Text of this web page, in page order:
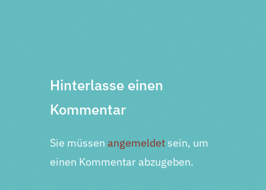
Hinterlasse einen
Kommentar
Sie müssen angemeldet sein, um
einen Kommentar abzugeben.